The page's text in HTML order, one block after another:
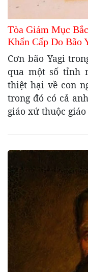
Tòa Giám Mục
Khẩn Cấp Do Bão
Cơn bão Yagi
qua một số tỉnh
thiệt hại về con
trong đó có cả
giáo xứ thuộc